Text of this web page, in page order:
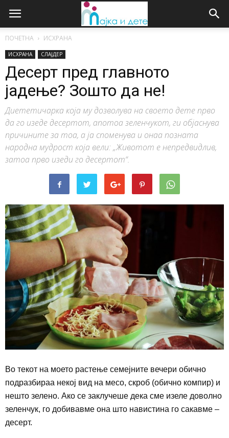
ПОЧЕТНА ИСХРАНА
ИСХРАНА СЛАЈДЕР
Десерт пред главното
јадење? Зошто да не!
Диететичарка која му дозволува на своето дете прво
да го изеде десертот, апотоа зеленчукот, ги објаснува
причините за тоа, а ја споменува и онаа позната
народна мудрост која вели: „Животот е непредвидлив,
затоа прво изеди го десертот“.
Во текот на моето растење семејните вечери обично
подразбираа некој вид на месо, скроб (обично компир) и
нешто зелено. Ако се заклучеше дека сме изеле доволно
зеленчук, го добивавме она што навистина го сакавме –
десерт.